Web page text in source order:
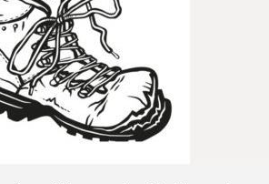
Jeszcze...